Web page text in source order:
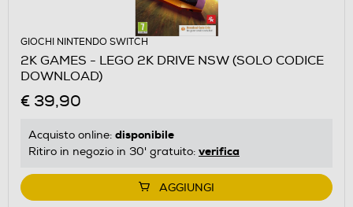
GIOCHI NINTENDO SWITCH
2K GAMES - LEGO 2K DRIVE NSW (SOLO CODICE
DOWNLOAD)
€ 39,90
Acquisto online: disponibile
Ritiro in negozio in 30' gratuito: verifica
AGGIUNGI